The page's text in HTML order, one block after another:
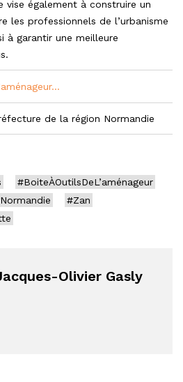
vise également à construire un
les professionnels de l’urbanisme
à garantir une meilleure
de la région Normandie
#BoiteÀOutilsDeL’aménageur
#Zan
Olivier Gasly